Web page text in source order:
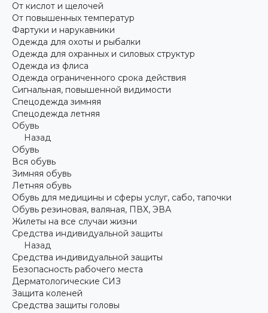
От кислот и щелочей
От повышенных температур
Фартуки и нарукавники
Одежда для охоты и рыбалки
Одежда для охранных и силовых структур
Одежда из флиса
Одежда ограниченного срока действия
Сигнальная, повышенной видимости
Спецодежда зимняя
Спецодежда летняя
Обувь
Назад
Обувь
Вся обувь
Зимняя обувь
Летняя обувь
Обувь для медицины и сферы услуг, сабо, тапочки
Обувь резиновая, валяная, ПВХ, ЭВА
Жилеты на все случаи жизни
Средства индивидуальной защиты
Назад
Средства индивидуальной защиты
Безопасность рабочего места
Дерматологические СИЗ
Защита коленей
Средства защиты головы